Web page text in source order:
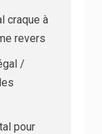
craque à
revers
/
pour